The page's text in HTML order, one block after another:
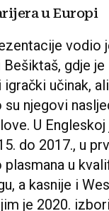
u Europi
vodio
gdje je
učinak,
njegovi
U
do 2017., u
plasmana u
a kasnije i
je 2020.